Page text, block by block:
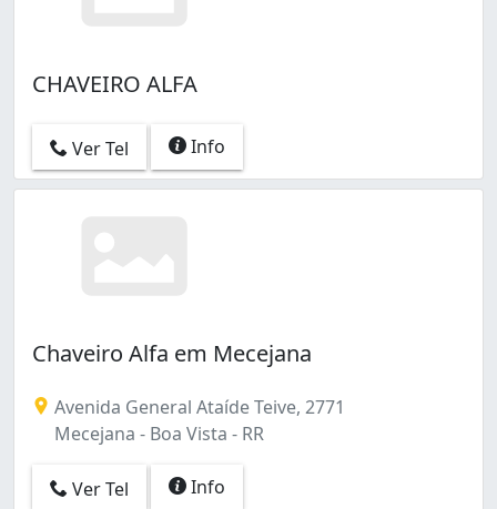
CHAVEIRO ALFA
Ver Tel Info
Chaveiro Alfa em Mecejana
Avenida General Ataíde Teive, 2771
Mecejana - Boa Vista - RR
Ver Tel Info